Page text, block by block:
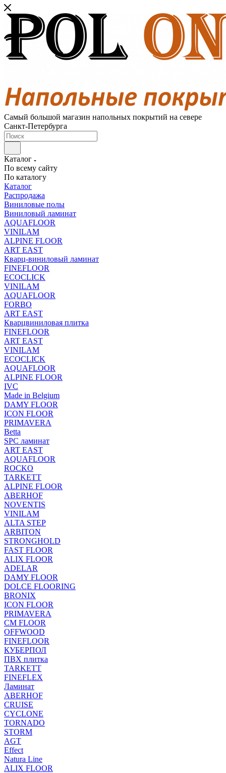
Самый большой магазин напольных покрытий на севере
Санкт-Петербурга
Каталог
По всему сайту
По каталогу
Каталог
Распродажа
Виниловые полы
Виниловый ламинат
AQUAFLOOR
VINILAM
ALPINE FLOOR
ART EAST
Кварц-виниловый ламинат
FINEFLOOR
ECOCLICK
VINILAM
AQUAFLOOR
FORBO
ART EAST
Кварцвиниловая плитка
FINEFLOOR
ART EAST
VINILAM
ECOCLICK
AQUAFLOOR
ALPINE FLOOR
IVC
Made in Belgium
DAMY FLOOR
ICON FLOOR
PRIMAVERA
Betta
SPC ламинат
ART EAST
AQUAFLOOR
ROCKO
TARKETT
ALPINE FLOOR
ABERHOF
NOVENTIS
VINILAM
ALTA STEP
ARBITON
STRONGHOLD
FAST FLOOR
ALIX FLOOR
ADELAR
DAMY FLOOR
DOLCE FLOORING
BRONIX
ICON FLOOR
PRIMAVERA
CM FLOOR
OFFWOOD
FINEFLOOR
КУБЕРПОЛ
ПВХ плитка
TARKETT
FINEFLEX
Ламинат
ABERHOF
CRUISE
CYCLONE
TORNADO
STORM
AGT
Effect
Natura Line
ALIX FLOOR